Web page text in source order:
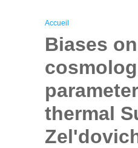
Vous êtes ici
Accueil
Biases
thermal